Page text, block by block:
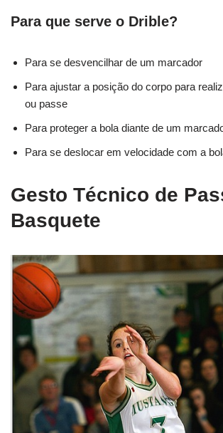
Para que serve o Drible?
Para se desvencilhar de um marcador
Para ajustar a posição do corpo para
ou passe
Para proteger a bola diante de um
Para se deslocar em velocidade com a
Gesto Técnico de
Basquete